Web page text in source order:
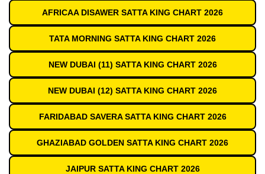
AFRICAA DISAWER SATTA KING CHART 2026
TATA MORNING SATTA KING CHART 2026
NEW DUBAI (11) SATTA KING CHART 2026
NEW DUBAI (12) SATTA KING CHART 2026
FARIDABAD SAVERA SATTA KING CHART 2026
GHAZIABAD GOLDEN SATTA KING CHART 2026
JAIPUR SATTA KING CHART 2026